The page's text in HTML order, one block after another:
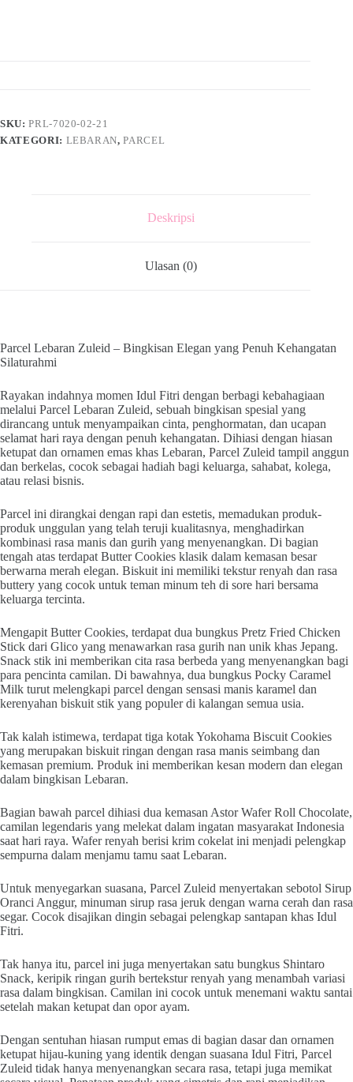
SKU:PRL-7020-02-21
KATEGORI: LEBARAN,PARCEL
Deskripsi
Ulasan (0)
Parcel Lebaran Zuleid – Bingkisan Elegan yang Penuh Kehangatan
Silaturahmi
Rayakan indahnya momen Idul Fitri dengan berbagi kebahagiaan
melalui Parcel Lebaran Zuleid, sebuah bingkisan spesial yang
dirancang untuk menyampaikan cinta, penghormatan, dan ucapan
selamat hari raya dengan penuh kehangatan. Dihiasi dengan hiasan
ketupat dan ornamen emas khas Lebaran, Parcel Zuleid tampil anggun
dan berkelas, cocok sebagai hadiah bagi keluarga, sahabat, kolega,
atau relasi bisnis.
Parcel ini dirangkai dengan rapi dan estetis, memadukan produk-
produk unggulan yang telah teruji kualitasnya, menghadirkan
kombinasi rasa manis dan gurih yang menyenangkan. Di bagian
tengah atas terdapat Butter Cookies klasik dalam kemasan besar
berwarna merah elegan. Biskuit ini memiliki tekstur renyah dan rasa
buttery yang cocok untuk teman minum teh di sore hari bersama
keluarga tercinta.
Mengapit Butter Cookies, terdapat dua bungkus Pretz Fried Chicken
Stick dari Glico yang menawarkan rasa gurih nan unik khas Jepang.
Snack stik ini memberikan cita rasa berbeda yang menyenangkan bagi
para pencinta camilan. Di bawahnya, dua bungkus Pocky Caramel
Milk turut melengkapi parcel dengan sensasi manis karamel dan
kerenyahan biskuit stik yang populer di kalangan semua usia.
Tak kalah istimewa, terdapat tiga kotak Yokohama Biscuit Cookies
yang merupakan biskuit ringan dengan rasa manis seimbang dan
kemasan premium. Produk ini memberikan kesan modern dan elegan
dalam bingkisan Lebaran.
Bagian bawah parcel dihiasi dua kemasan Astor Wafer Roll Chocolate,
camilan legendaris yang melekat dalam ingatan masyarakat Indonesia
saat hari raya. Wafer renyah berisi krim cokelat ini menjadi pelengkap
sempurna dalam menjamu tamu saat Lebaran.
Untuk menyegarkan suasana, Parcel Zuleid menyertakan sebotol Sirup
Oranci Anggur, minuman sirup rasa jeruk dengan warna cerah dan rasa
segar. Cocok disajikan dingin sebagai pelengkap santapan khas Idul
Fitri.
Tak hanya itu, parcel ini juga menyertakan satu bungkus Shintaro
Snack, keripik ringan gurih bertekstur renyah yang menambah variasi
rasa dalam bingkisan. Camilan ini cocok untuk menemani waktu santai
setelah makan ketupat dan opor ayam.
Dengan sentuhan hiasan rumput emas di bagian dasar dan ornamen
ketupat hijau-kuning yang identik dengan suasana Idul Fitri, Parcel
Zuleid tidak hanya menyenangkan secara rasa, tetapi juga memikat